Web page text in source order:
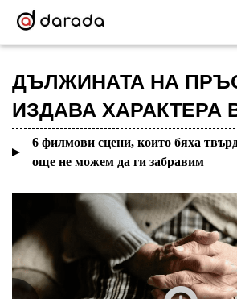
ДЪЛЖИНАТА НА
ИЗДАВА ХАРАКТЕРА
6 филмови сцени, които бяха
още не можем да ги забравим